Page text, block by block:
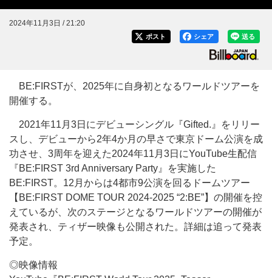
2024年11月3日 / 21:20
送る
シェア
ポスト
BE:FIRSTが、2025年に自身初となるワールドツアーを
開催する。
2021年11月3日にデビューシングル『Gifted.』をリリー
スし、デビューから2年4か月の早さで東京ドーム公演を成
功させ、3周年を迎えた2024年11月3日にYouTube生配信
『BE:FIRST 3rd Anniversary Party』を実施した
BE:FIRST。12月からは4都市9公演を回るドームツアー
【BE:FIRST DOME TOUR 2024-2025 “2:BE”】の開催を控
えているが、次のステージとなるワールドツアーの開催が
発表され、ティザー映像も公開された。詳細は追って発表
予定。
◎映像情報